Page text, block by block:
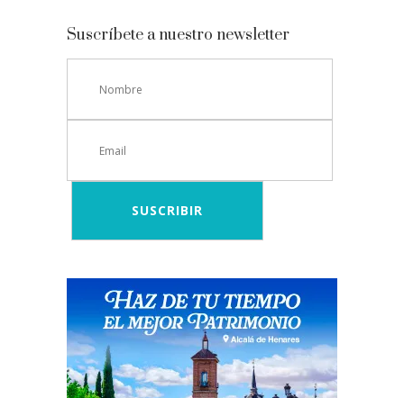
Suscríbete a nuestro newsletter